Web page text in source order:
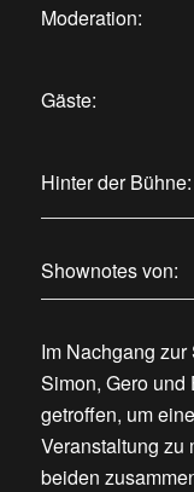
Moderation:
Gäste:
Hinter der Bühne:
Shownotes von:
Im Nachgang zur
Simon, Gero und
getroffen, um
Veranstaltung zu
beiden